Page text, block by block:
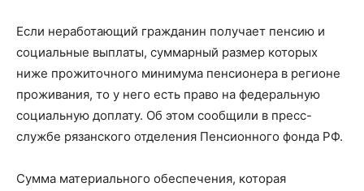
Если неработающий гражданин получает пенсию и
социальные выплаты, суммарный размер которых
ниже прожиточного минимума пенсионера в регионе
проживания, то у него есть право на федеральную
социальную доплату. Об этом сообщили в пресс-
службе рязанского отделения Пенсионного фонда РФ.
Сумма материального обеспечения, которая